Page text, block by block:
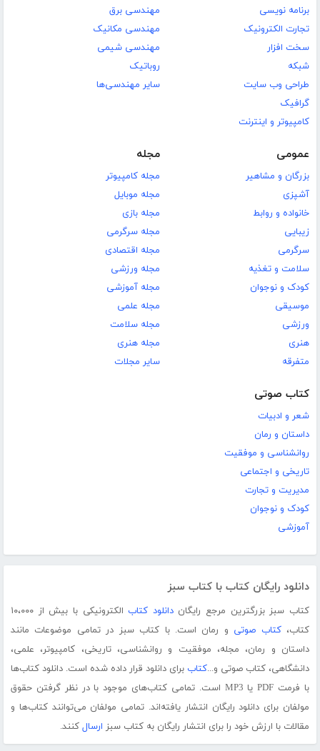
برنامه نویسی
تجارت الکترونیک
سخت افزار
شبکه
طراحی وب سایت
گرافیک
کامپیوتر و اینترنت
مهندسی برق
مهندسی مکانیک
مهندسی شیمی
روباتیک
سایر مهندسی‌ها
عمومی
بزرگان و مشاهیر
آشپزی
خانواده و روابط
زیبایی
سرگرمی
سلامت و تغذیه
کودک و نوجوان
موسیقی
ورزشی
هنری
متفرقه
مجله
مجله کامپیوتر
مجله موبایل
مجله بازی
مجله سرگرمی
مجله اقتصادی
مجله ورزشی
مجله آموزشی
مجله علمی
مجله سلامت
مجله هنری
سایر مجلات
کتاب صوتی
شعر و ادبیات
داستان و رمان
روانشناسی و موفقیت
تاریخی و اجتماعی
مدیریت و تجارت
کودک و نوجوان
آموزشی
دانلود رایگان کتاب با کتاب سبز
کتاب سبز بزرگترین مرجع رایگاندانلود کتاب
الکترونیکی با بیش از ۱۰،۰۰۰
کتاب،کتاب صوتی و رمان است. با کتاب سبز در تمامی موضوعات مانند
داستان و رمان، مجله، موفقیت و روانشناسی، تاریخی، کامپیوتر، علمی،
دانشگاهی، کتاب صوتی و...کتاب برای دانلود قرار داده شده است. دانلود کتاب‌ها
با فرمت PDF یا MP3 است. تمامی کتاب‌های موجود با در نظر گرفتن حقوق
مولفان برای دانلود رایگان انتشار یافته‌اند. تمامی مولفان می‌توانند کتاب‌ها و
مقالات با ارزش خود را برای انتشار رایگان به کتاب سبز ارسال کنند.